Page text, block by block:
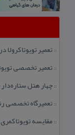
:: تعمیر تویوتا
:: تعمیر تخصصی
::چهار هتل‌ ستاره‌دار مشهد
:: تعمیرگاه تخصصی رنو داستر در
:: مقایسه تویوتا